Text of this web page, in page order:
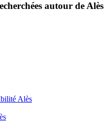
autour de Alès
Alès